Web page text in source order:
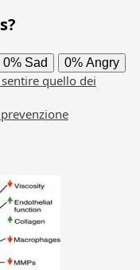
0% Sad 0% Angry
quello dei